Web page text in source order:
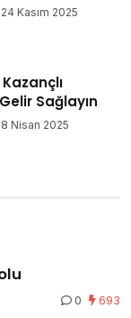
24 Kasım 2025
Kazançlı
Sağlayın
8 Nisan 2025
0 693